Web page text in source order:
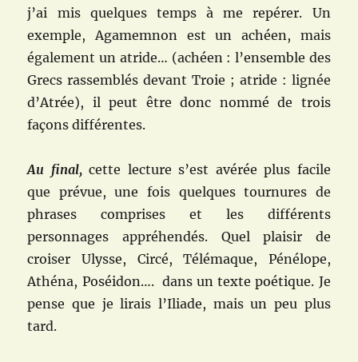
j’ai mis quelques temps à me repérer. Un
exemple, Agamemnon est un achéen, mais
également un atride… (achéen : l’ensemble des
Grecs rassemblés devant Troie ; atride : lignée
d’Atrée), il peut être donc nommé de trois
façons différentes.
Au final, cette lecture s’est avérée plus facile
que prévue, une fois quelques tournures de
phrases comprises et les différents
personnages appréhendés. Quel plaisir de
croiser Ulysse, Circé, Télémaque, Pénélope,
Athéna, Poséidon…. dans un texte poétique. Je
pense que je lirais l’Iliade, mais un peu plus
tard.